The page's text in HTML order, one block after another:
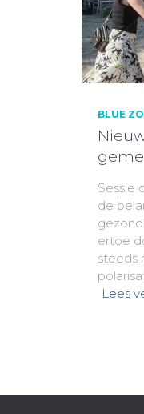
BLUE
Sessie
de
ertoe
steeds
Lees